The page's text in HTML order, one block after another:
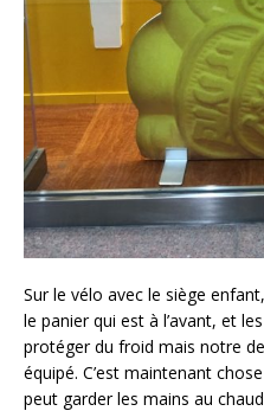
Sur le vélo avec le siège
le panier qui est à l’avant, et
protéger du froid mais notre
équipé. C’est maintenant
peut garder les mains au